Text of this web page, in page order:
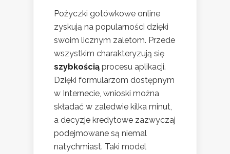
Pożyczki gotówkowe online
zyskują na popularności dzięki
swoim licznym zaletom. Przede
wszystkim charakteryzują się
szybkością procesu aplikacji.
Dzięki formularzom dostępnym
w Internecie, wnioski można
składać w zaledwie kilka minut,
a decyzje kredytowe zazwyczaj
podejmowane są niemal
natychmiast. Taki model